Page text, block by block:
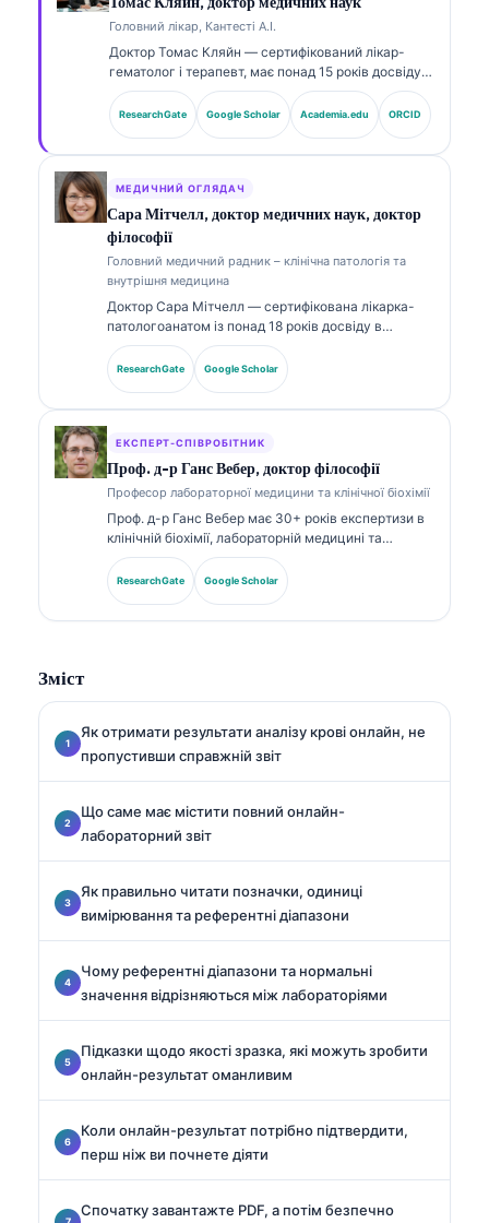
Головний лікар, Кантесті А.І.
Доктор Томас Кляйн — сертифікований лікар-
гематолог і терапевт, має понад 15 років досвіду в
лабораторній медицині та AI-асистованому
клінічному аналізі. Як головний медичний
директор (Chief Medical Officer) у Kantesti AI він
публікується щодо інтерпретації біомаркерів і
лабораторної діагностики з тем лабораторної
медицини.
ResearchGate Google Scholar Academia.edu ORCID
МЕДИЧНИЙ ОГЛЯДАЧ
Сара Мітчелл, доктор медичних наук, доктор
філософії
Головний медичний радник – клінічна патологія та
внутрішня медицина
Доктор Сара Мітчелл — сертифікована лікарка-
патологоанатом із понад 18 років досвіду в
лабораторній медицині та діагностичному аналізі.
Вона має спеціалізовані сертифікати з клінічної
хімії та широко публікувалася щодо панелей
ResearchGate Google Scholar
ЕКСПЕРТ-СПІВРОБІТНИК
Проф. д-р Ганс Вебер, доктор філософії
Професор лабораторної медицини та клінічної біохімії
Проф. д-р Ганс Вебер має 30+ років експертизи в
клінічній біохімії, лабораторній медицині та
дослідженнях біомаркерів. Колишній президент
Німецького товариства клінічної хімії, він
спеціалізується на аналізі діагностичних панелей,
ResearchGate Google Scholar
Зміст
Як отримати результати аналізу крові онлайн, не
пропустивши справжній звіт
Що саме має містити повний онлайн-
лабораторний звіт
Як правильно читати позначки, одиниці
вимірювання та референтні діапазони
Чому референтні діапазони та нормальні
значення відрізняються між лабораторіями
Підказки щодо якості зразка, які можуть зробити
онлайн-результат оманливим
Коли онлайн-результат потрібно підтвердити,
перш ніж ви почнете діяти
Спочатку завантажте PDF, а потім безпечно